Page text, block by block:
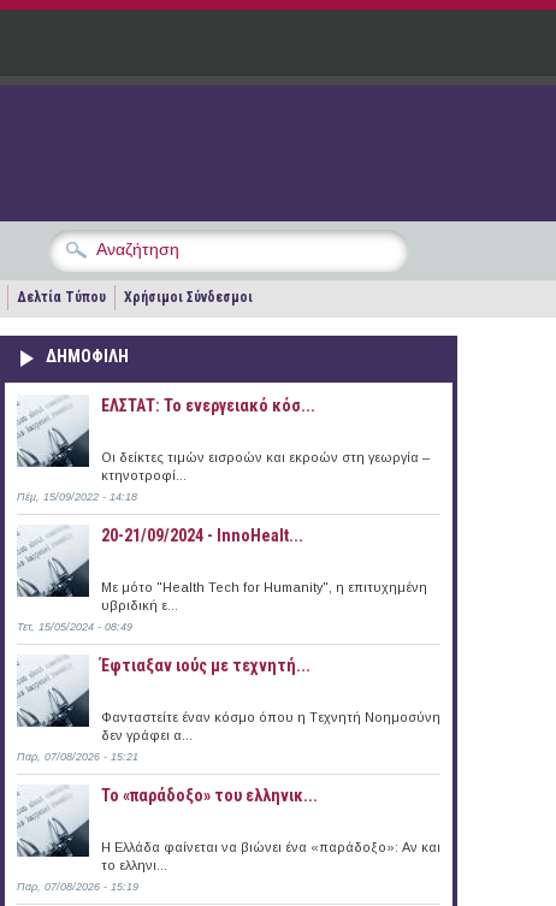
Δελτία Τύπου Χρήσιμοι Σύνδεσμοι
ΔΗΜΟΦΙΛΗ
ΕΛΣΤΑΤ: Το ενεργειακό κόσ...
Οι δείκτες τιμών εισροών και εκροών στη γεωργία –
κτηνοτροφί...
Πέμ, 15/09/2022 - 14:18
20-21/09/2024 - InnoHealt...
Με μότο "Health Tech for Humanity", η επιτυχημένη
υβριδική ε...
Τετ, 15/05/2024 - 08:49
Έφτιαξαν ιούς με τεχνητή...
Φανταστείτε έναν κόσμο όπου η Tεχνητή Nοημοσύνη
δεν γράφει α...
Παρ, 07/08/2026 - 15:21
Το «παράδοξο» του ελληνικ...
Η Ελλάδα φαίνεται να βιώνει ένα «παράδοξο»: Αν και
το ελληνι...
Παρ, 07/08/2026 - 15:19